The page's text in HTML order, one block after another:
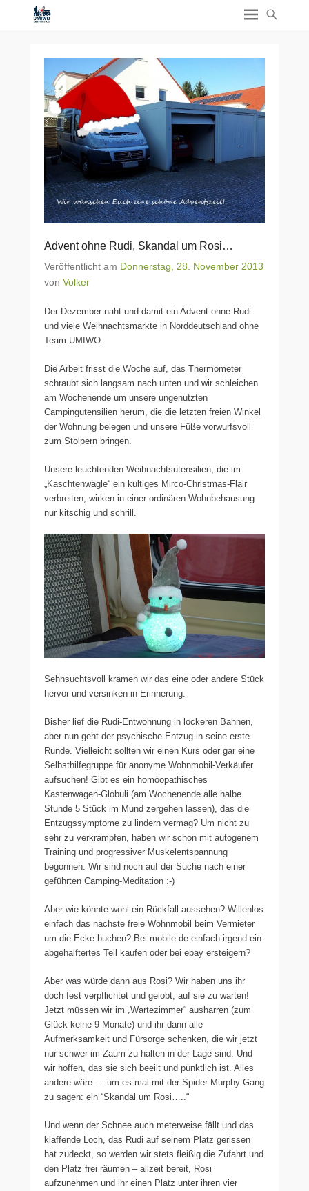
Advent ohne Rudi, Skandal um Rosi…
Veröffentlicht am Donnerstag, 28. November 2013
von Volker
Der Dezember naht und damit ein Advent ohne Rudi
und viele Weihnachtsmärkte in Norddeutschland ohne
Team UMIWO.
Die Arbeit frisst die Woche auf, das Thermometer
schraubt sich langsam nach unten und wir schleichen
am Wochenende um unsere ungenutzten
Campingutensilien herum, die die letzten freien Winkel
der Wohnung belegen und unsere Füße vorwurfsvoll
zum Stolpern bringen.
Unsere leuchtenden Weihnachtsutensilien, die im
„Kaschtenwägle“ ein kultiges Mirco-Christmas-Flair
verbreiten, wirken in einer ordinären Wohnbehausung
nur kitschig und schrill.
Sehnsuchtsvoll kramen wir das eine oder andere Stück
hervor und versinken in Erinnerung.
Bisher lief die Rudi-Entwöhnung in lockeren Bahnen,
aber nun geht der psychische Entzug in seine erste
Runde. Vielleicht sollten wir einen Kurs oder gar eine
Selbsthilfegruppe für anonyme Wohnmobil-Verkäufer
aufsuchen! Gibt es ein homöopathisches
Kastenwagen-Globuli (am Wochenende alle halbe
Stunde 5 Stück im Mund zergehen lassen), das die
Entzugssymptome zu lindern vermag? Um nicht zu
sehr zu verkrampfen, haben wir schon mit autogenem
Training und progressiver Muskelentspannung
begonnen. Wir sind noch auf der Suche nach einer
geführten Camping-Meditation :-)
Aber wie könnte wohl ein Rückfall aussehen? Willenlos
einfach das nächste freie Wohnmobil beim Vermieter
um die Ecke buchen? Bei mobile.de einfach irgend ein
abgehalftertes Teil kaufen oder bei ebay ersteigern?
Aber was würde dann aus Rosi? Wir haben uns ihr
doch fest verpflichtet und gelobt, auf sie zu warten!
Jetzt müssen wir im „Wartezimmer“ ausharren (zum
Glück keine 9 Monate) und ihr dann alle
Aufmerksamkeit und Fürsorge schenken, die wir jetzt
nur schwer im Zaum zu halten in der Lage sind. Und
wir hoffen, das sie sich beeilt und pünktlich ist. Alles
andere wäre…. um es mal mit der Spider-Murphy-Gang
zu sagen: ein “Skandal um Rosi…..“
Und wenn der Schnee auch meterweise fällt und das
klaffende Loch, das Rudi auf seinem Platz gerissen
hat zudeckt, so werden wir stets fleißig die Zufahrt und
den Platz frei räumen – allzeit bereit, Rosi
aufzunehmen und ihr einen Platz unter ihren vier